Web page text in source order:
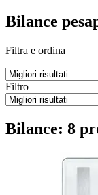
Bilance
Filtra e ordina
Filtro
Bilance: 8